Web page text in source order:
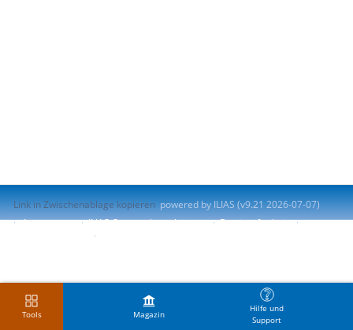
Tools Magazin
Hilfe und
Support
Link in Zwischenablage kopieren powered by ILIAS (v9.21 2026-07-07)
Impressum
ILIAS-Support kontaktieren
Barrierefreiheit